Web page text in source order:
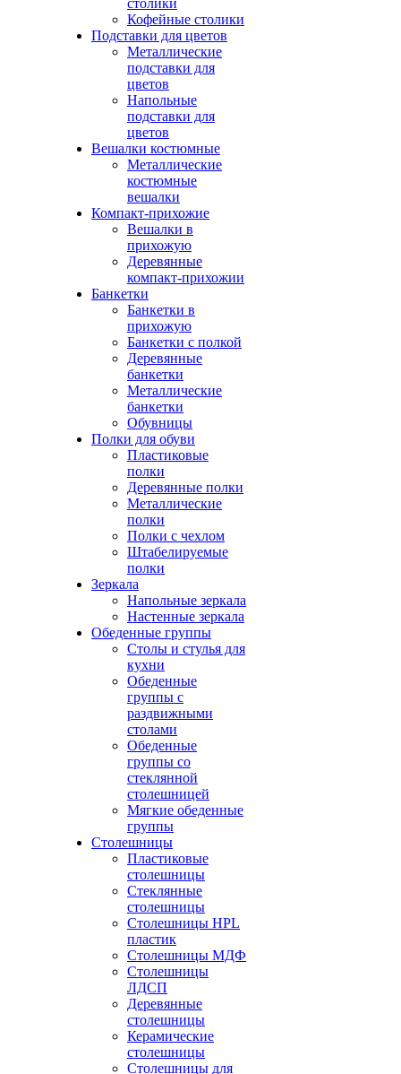
столики
Кофейные столики
Подставки для цветов
Металлические
подставки для
цветов
Напольные
подставки для
цветов
Вешалки костюмные
Металлические
костюмные
вешалки
Компакт-прихожие
Вешалки в
прихожую
Деревянные
компакт-прихожии
Банкетки
Банкетки в
прихожую
Банкетки с полкой
Деревянные
банкетки
Металлические
банкетки
Обувницы
Полки для обуви
Пластиковые
полки
Деревянные полки
Металлические
полки
Полки с чехлом
Штабелируемые
полки
Зеркала
Напольные зеркала
Настенные зеркала
Обеденные группы
Столы и стулья для
кухни
Обеденные
группы с
раздвижными
столами
Обеденные
группы со
стеклянной
столешницей
Мягкие обеденные
группы
Столешницы
Пластиковые
столешницы
Стеклянные
столешницы
Столешницы HPL
пластик
Столешницы МДФ
Столешницы
ЛДСП
Деревянные
столешницы
Керамические
столешницы
Столешницы для